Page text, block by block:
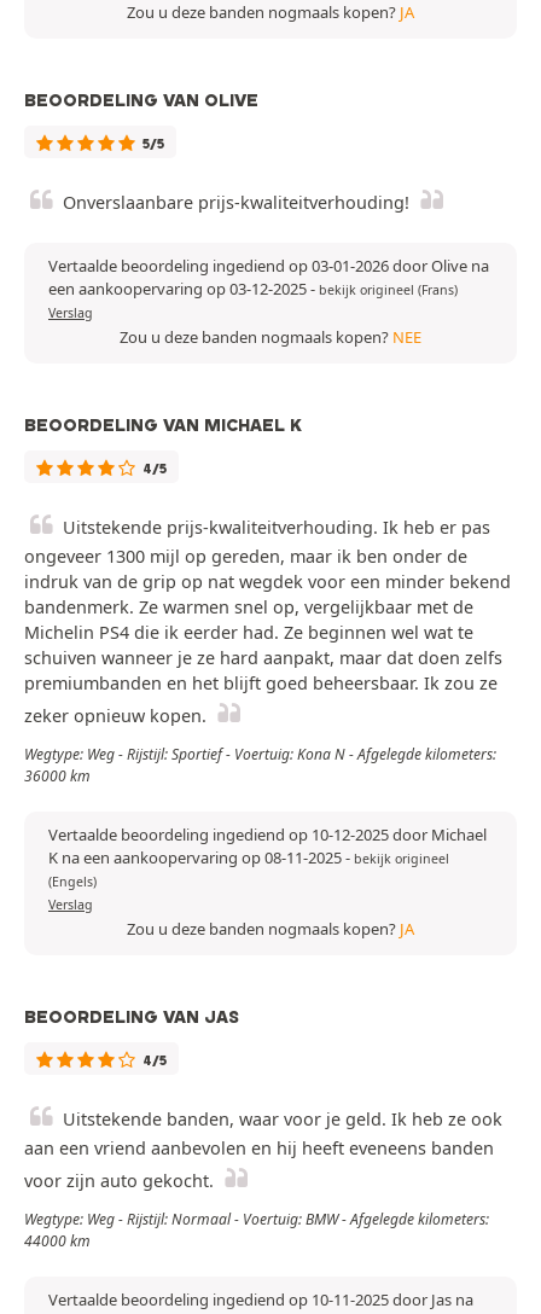
Zou u deze banden nogmaals kopen? JA
BEOORDELING VAN OLIVE
5/5
Onverslaanbare prijs-kwaliteitverhouding!
Vertaalde beoordeling ingediend op 03-01-2026 door Olive na
een aankoopervaring op 03-12-2025- bekijk origineel (Frans)
Verslag
Zou u deze banden nogmaals kopen? NEE
BEOORDELING VAN MICHAEL K
4/5
Uitstekende prijs-kwaliteitverhouding. Ik heb er pas
ongeveer 1300 mijl op gereden, maar ik ben onder de
indruk van de grip op nat wegdek voor een minder bekend
bandenmerk. Ze warmen snel op, vergelijkbaar met de
Michelin PS4 die ik eerder had. Ze beginnen wel wat te
schuiven wanneer je ze hard aanpakt, maar dat doen zelfs
premiumbanden en het blijft goed beheersbaar. Ik zou ze
zeker opnieuw kopen.
Wegtype: Weg - Rijstijl: Sportief - Voertuig: Kona N - Afgelegde kilometers:
36000 km
Vertaalde beoordeling ingediend op 10-12-2025 door Michael
K na een aankoopervaring op 08-11-2025- bekijk origineel
(Engels)
Verslag
Zou u deze banden nogmaals kopen? JA
BEOORDELING VAN JAS
4/5
Uitstekende banden, waar voor je geld. Ik heb ze ook
aan een vriend aanbevolen en hij heeft eveneens banden
voor zijn auto gekocht.
Wegtype: Weg - Rijstijl: Normaal - Voertuig: BMW - Afgelegde kilometers:
44000 km
Vertaalde beoordeling ingediend op 10-11-2025 door Jas na